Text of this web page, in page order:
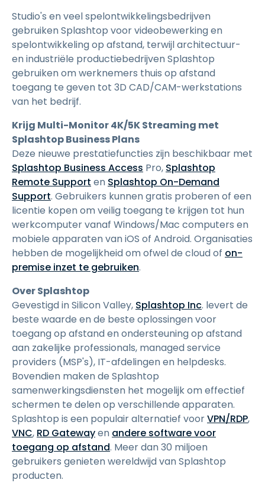
Studio's en veel spelontwikkelingsbedrijven
gebruiken Splashtop voor videobewerking en
spelontwikkeling op afstand, terwijl architectuur-
en industriële productiebedrijven Splashtop
gebruiken om werknemers thuis op afstand
toegang te geven tot 3D CAD/CAM-werkstations
van het bedrijf.
Krijg Multi-Monitor 4K/5K Streaming met
Splashtop Business Plans
Deze nieuwe prestatiefuncties zijn beschikbaar met
Splashtop Business Access Pro, Splashtop
Remote Support en Splashtop On-Demand
Support. Gebruikers kunnen gratis proberen of een
licentie kopen om veilig toegang te krijgen tot hun
werkcomputer vanaf Windows/Mac computers en
mobiele apparaten van iOS of Android. Organisaties
hebben de mogelijkheid om ofwel de cloud of on-
premise inzet te gebruiken.
Over Splashtop
Gevestigd in Silicon Valley, Splashtop Inc. levert de
beste waarde en de beste oplossingen voor
toegang op afstand en ondersteuning op afstand
aan zakelijke professionals, managed service
providers (MSP's), IT-afdelingen en helpdesks.
Bovendien maken de Splashtop
samenwerkingsdiensten het mogelijk om effectief
schermen te delen op verschillende apparaten.
Splashtop is een populair alternatief voorVPN/RDP,
VNC, RD Gatewayen andere software voor
toegang op afstand. Meer dan 30 miljoen
gebruikers genieten wereldwijd van Splashtop
producten.